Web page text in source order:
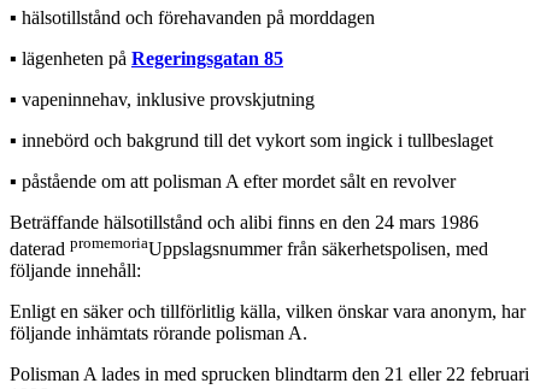
▪︎ hälsotillstånd och förehavanden på morddagen
▪︎ lägenheten på Regeringsgatan 85
▪︎ vapeninnehav, inklusive provskjutning
▪︎ innebörd och bakgrund till det vykort som ingick i tullbeslaget
▪︎ påstående om att polisman A efter mordet sålt en revolver
Beträffande hälsotillstånd och alibi finns en den 24 mars 1986
daterad promemoriaUppslagsnummer från säkerhetspolisen, med
följande innehåll:
Enligt en säker och tillförlitlig källa, vilken önskar vara anonym, har
följande inhämtats rörande polisman A.
Polisman A lades in med sprucken blindtarm den 21 eller 22 februari